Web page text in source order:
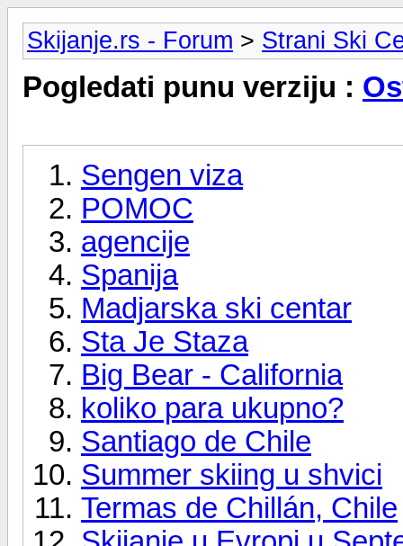
Skijanje.rs - Forum > Strani Ski
Pogledati punu verziju :
Sengen viza
POMOC
agencije
Spanija
Madjarska ski centar
Sta Je Staza
Big Bear - California
koliko para ukupno?
Santiago de Chile
Summer skiing u shvici
Termas de Chillán, Chile